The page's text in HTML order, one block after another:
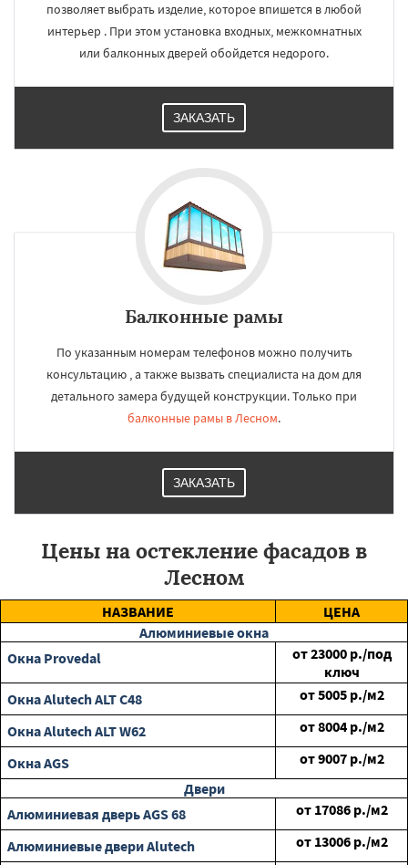
позволяет выбрать изделие, которое впишется в любой
интерьер . При этом установка входных, межкомнатных
или балконных дверей обойдется недорого.
ЗАКАЗАТЬ
Балконные рамы
По указанным номерам телефонов можно получить
консультацию , а также вызвать специалиста на дом для
детального замера будущей конструкции. Только при
балконные рамы в Лесном.
ЗАКАЗАТЬ
Цены на остекление фасадов в
Лесном
НАЗВАНИЕ
ЦЕНА
Алюминиевые окна
Окна Provedal
от23000 р./под
ключ
Окна Alutech ALT C48
от5005 р./м2
Окна Alutech ALT W62
от8004 р./м2
Окна AGS
от9007 р./м2
Двери
Алюминиевая дверь AGS 68
от 17086 р./м2
Алюминиевые двери Alutech
от 13006 р./м2